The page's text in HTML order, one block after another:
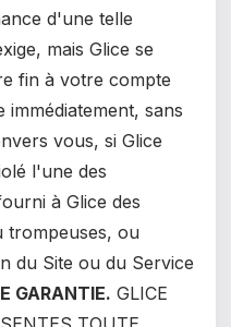
d'une telle
mais Glice se
fin à votre compte
sans
vous, si Glice
l'une des
à Glice des
trompeuses, ou
du Site ou du Service
GARANTIE. GLICE